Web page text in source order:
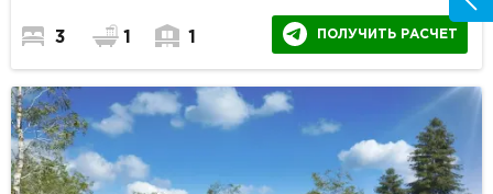
3 1 1 ПОЛУЧИТЬ РАСЧЕТ